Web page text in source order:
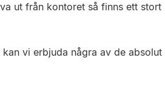
ut från kontoret så finns ett stort
vi erbjuda några av de absolut